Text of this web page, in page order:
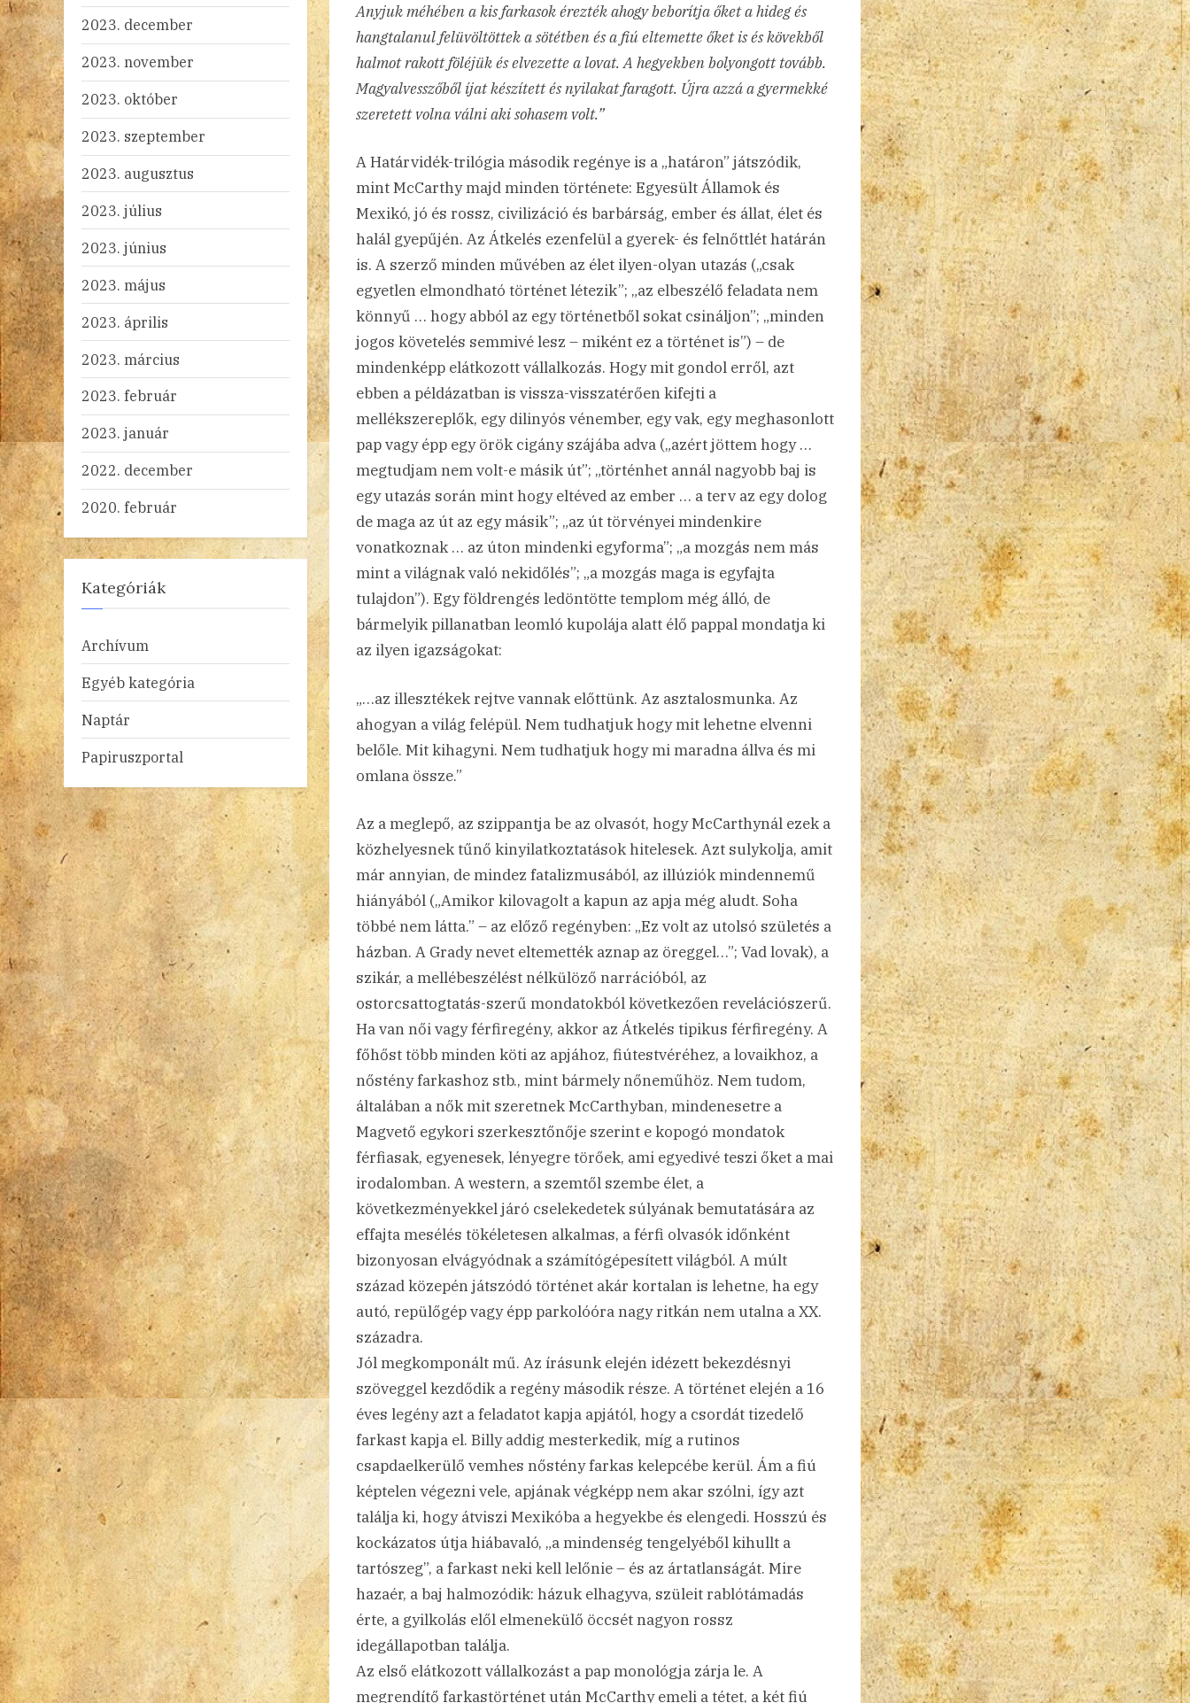
Anyjuk méhében a kis farkasok érezték ahogy beborítja őket a hideg és
hangtalanul felüvöltöttek a sötétben és a fiú eltemette őket is és kövekből
halmot rakott föléjük és elvezette a lovat. A hegyekben bolyongott tovább.
Magyalvesszőből íjat készített és nyilakat faragott. Újra azzá a gyermekké
szeretett volna válni aki sohasem volt.”
A Határvidék-trilógia második regénye is a „határon” játszódik,
mint McCarthy majd minden története: Egyesült Államok és
Mexikó, jó és rossz, civilizáció és barbárság, ember és állat, élet és
halál gyepűjén. Az Átkelés ezenfelül a gyerek- és felnőttlét határán
is. A szerző minden művében az élet ilyen-olyan utazás („csak
egyetlen elmondható történet létezik”; „az elbeszélő feladata nem
könnyű … hogy abból az egy történetből sokat csináljon”; „minden
jogos követelés semmivé lesz – miként ez a történet is”) – de
mindenképp elátkozott vállalkozás. Hogy mit gondol erről, azt
ebben a példázatban is vissza-visszatérően kifejti a
mellékszereplők, egy dilinyós vénember, egy vak, egy meghasonlott
pap vagy épp egy örök cigány szájába adva („azért jöttem hogy …
megtudjam nem volt-e másik út”; „történhet annál nagyobb baj is
egy utazás során mint hogy eltéved az ember … a terv az egy dolog
de maga az út az egy másik”; „az út törvényei mindenkire
vonatkoznak … az úton mindenki egyforma”; „a mozgás nem más
mint a világnak való nekidőlés”; „a mozgás maga is egyfajta
tulajdon”). Egy földrengés ledöntötte templom még álló, de
bármelyik pillanatban leomló kupolája alatt élő pappal mondatja ki
az ilyen igazságokat:
„…az illesztékek rejtve vannak előttünk. Az asztalosmunka. Az
ahogyan a világ felépül. Nem tudhatjuk hogy mit lehetne elvenni
belőle. Mit kihagyni. Nem tudhatjuk hogy mi maradna állva és mi
omlana össze.”
Az a meglepő, az szippantja be az olvasót, hogy McCarthynál ezek a
közhelyesnek tűnő kinyilatkoztatások hitelesek. Azt sulykolja, amit
már annyian, de mindez fatalizmusából, az illúziók mindennemű
hiányából („Amikor kilovagolt a kapun az apja még aludt. Soha
többé nem látta.” – az előző regényben: „Ez volt az utolsó születés a
házban. A Grady nevet eltemették aznap az öreggel…”; Vad lovak), a
szikár, a mellébeszélést nélkülöző narrációból, az
ostorcsattogtatás-szerű mondatokból következően revelációszerű.
Ha van női vagy férfiregény, akkor az Átkelés tipikus férfiregény. A
főhőst több minden köti az apjához, fiútestvéréhez, a lovaikhoz, a
nőstény farkashoz stb., mint bármely nőneműhöz. Nem tudom,
általában a nők mit szeretnek McCarthyban, mindenesetre a
Magvető egykori szerkesztőnője szerint e kopogó mondatok
férfiasak, egyenesek, lényegre törőek, ami egyedivé teszi őket a mai
irodalomban. A western, a szemtől szembe élet, a
következményekkel járó cselekedetek súlyának bemutatására az
effajta mesélés tökéletesen alkalmas, a férfi olvasók időnként
bizonyosan elvágyódnak a számítógépesített világból. A múlt
század közepén játszódó történet akár kortalan is lehetne, ha egy
autó, repülőgép vagy épp parkolóóra nagy ritkán nem utalna a XX.
századra.
Jól megkomponált mű. Az írásunk elején idézett bekezdésnyi
szöveggel kezdődik a regény második része. A történet elején a 16
éves legény azt a feladatot kapja apjától, hogy a csordát tizedelő
farkast kapja el. Billy addig mesterkedik, míg a rutinos
csapdaelkerülő vemhes nőstény farkas kelepcébe kerül. Ám a fiú
képtelen végezni vele, apjának végképp nem akar szólni, így azt
találja ki, hogy átviszi Mexikóba a hegyekbe és elengedi. Hosszú és
kockázatos útja hiábavaló, „a mindenség tengelyéből kihullt a
tartószeg”, a farkast neki kell lelőnie – és az ártatlanságát. Mire
hazaér, a baj halmozódik: házuk elhagyva, szüleit rablótámadás
érte, a gyilkolás elől elmenekülő öccsét nagyon rossz
idegállapotban találja.
Az első elátkozott vállalkozást a pap monológja zárja le. A
megrendítő farkastörténet után McCarthy emeli a tétet, a két fiú
2023. december
2023. november
2023. október
2023. szeptember
2023. augusztus
2023. július
2023. június
2023. május
2023. április
2023. március
2023. február
2023. január
2022. december
2020. február
Kategóriák
Archívum
Egyéb kategória
Naptár
Papiruszportal